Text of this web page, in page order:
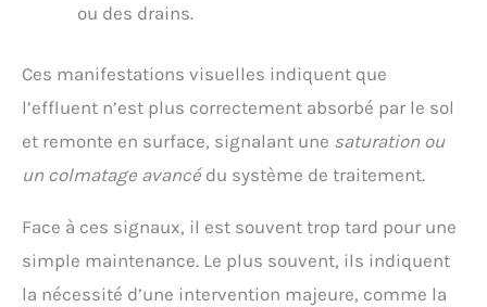
ou des drains.
Ces manifestations visuelles indiquent que
l’effluent n’est plus correctement absorbé par le sol
et remonte en surface, signalant une saturation ou
un colmatage avancédu système de traitement.
Face à ces signaux, il est souvent trop tard pour une
simple maintenance. Le plus souvent, ils indiquent
la nécessité d’une intervention majeure, comme la